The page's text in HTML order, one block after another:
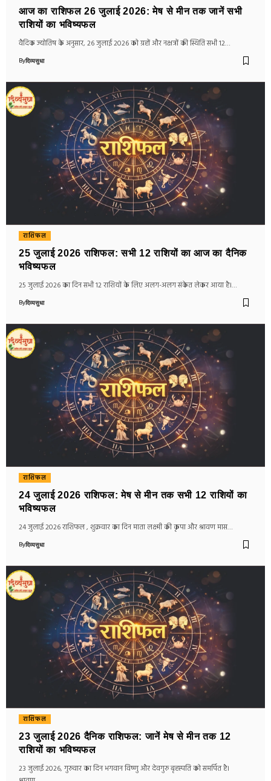
आज का राशिफल 26 जुलाई 2026: मेष से मीन तक जानें सभी
राशियों का भविष्यफल
वैदिक ज्योतिष के अनुसार, 26 जुलाई 2026 को ग्रहों और नक्षत्रों की स्थिति सभी 12…
Byदिव्यसुधा
राशिफल
25 जुलाई 2026 राशिफल: सभी 12 राशियों का आज का दैनिक
भविष्यफल
25 जुलाई 2026 का दिन सभी 12 राशियों के लिए अलग-अलग संकेत लेकर आया है।…
Byदिव्यसुधा
राशिफल
24 जुलाई 2026 राशिफल: मेष से मीन तक सभी 12 राशियों का
भविष्यफल
24 जुलाई 2026 राशिफल , शुक्रवार का दिन माता लक्ष्मी की कृपा और श्रावण मास…
Byदिव्यसुधा
राशिफल
23 जुलाई 2026 दैनिक राशिफल: जानें मेष से मीन तक 12
राशियों का भविष्यफल
23 जुलाई 2026, गुरुवार का दिन भगवान विष्णु और देवगुरु बृहस्पति को समर्पित है।